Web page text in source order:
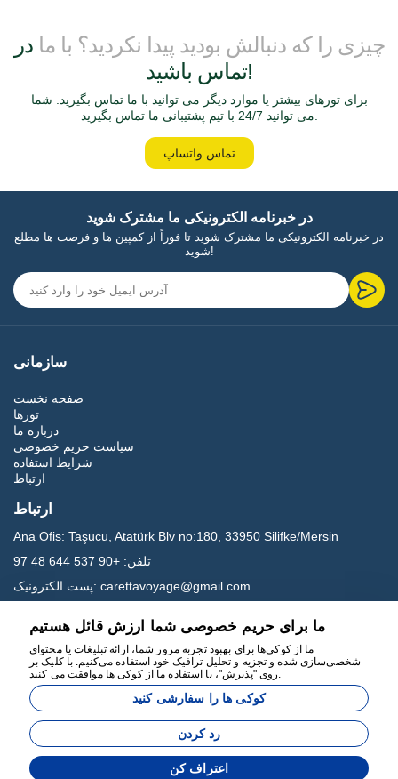
چیزی را که دنبالش بودید پیدا نکردید؟ با مادر
تماس باشید!
برای تورهای بیشتر یا موارد دیگر می توانید با ما تماس بگیرید. شما
می توانید 24/7 با تیم پشتیبانی ما تماس بگیرید.
تماس واتساپ
در خبرنامه الکترونیکی ما مشترک شوید
در خبرنامه الکترونیکی ما مشترک شوید تا فوراً از کمپین ها و فرصت ها مطلع
شوید!
سازمانی
صفحه نخست
تورها
درباره ما
سیاست حریم خصوصی
شرایط استفاده
ارتباط
ارتباط
Ana Ofis: Taşucu, Atatürk Blv no:180, 33950 Silifke/Mersin
تلفن: +90 537 644 48 97
پست الکترونیک: carettavoyage@gmail.com
رسانه های اجتماعی
توسعه یافته توسط
ما برای حریم خصوصی شما ارزش قائل هستیم
ما از کوکی‌ها برای بهبود تجربه مرور شما، ارائه تبلیغات یا محتوای
شخصی‌سازی شده و تجزیه و تحلیل ترافیک خود استفاده می‌کنیم. با کلیک بر
روی "پذیرش"، با استفاده ما از کوکی ها موافقت می کنید.
کوکی ها را سفارشی کنید
رد کردن
اعتراف کن